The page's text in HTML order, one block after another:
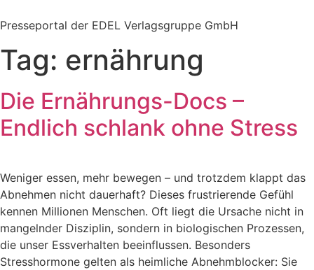
Inhalt
Presseportal der EDEL Verlagsgruppe GmbH
Tag: ernährung
Die Ernährungs-Docs –
Endlich schlank ohne Stress
Weniger essen, mehr bewegen – und trotzdem klappt das
Abnehmen nicht dauerhaft? Dieses frustrierende Gefühl
kennen Millionen Menschen. Oft liegt die Ursache nicht in
mangelnder Disziplin, sondern in biologischen Prozessen,
die unser Essverhalten beeinflussen. Besonders
Stresshormone gelten als heimliche Abnehmblocker: Sie